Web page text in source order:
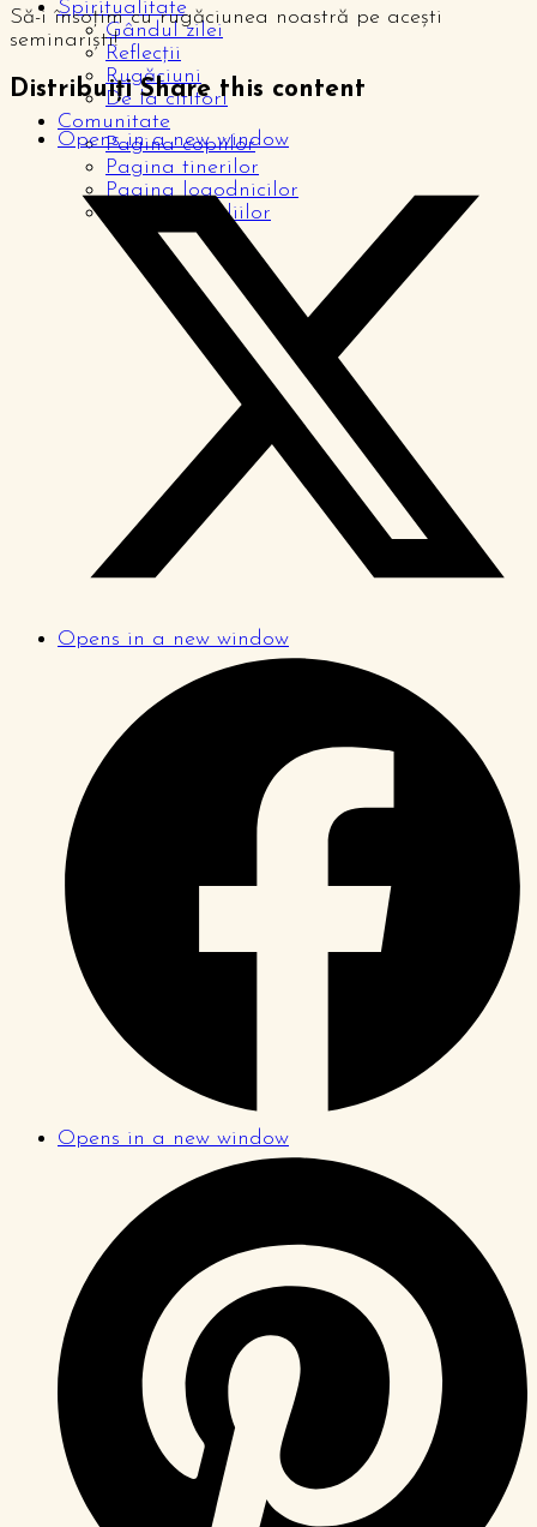
Spiritualitate
Gândul zilei
Reflecții
Rugăciuni
De la cititori
Comunitate
Pagina copiilor
Pagina tinerilor
Pagina logodnicilor
Pagina familiilor
Să-i însoțim cu rugăciunea noastră pe acești
seminariști!
Distribuiți Share this content
Opens in a new window
Opens in a new window
Opens in a new window